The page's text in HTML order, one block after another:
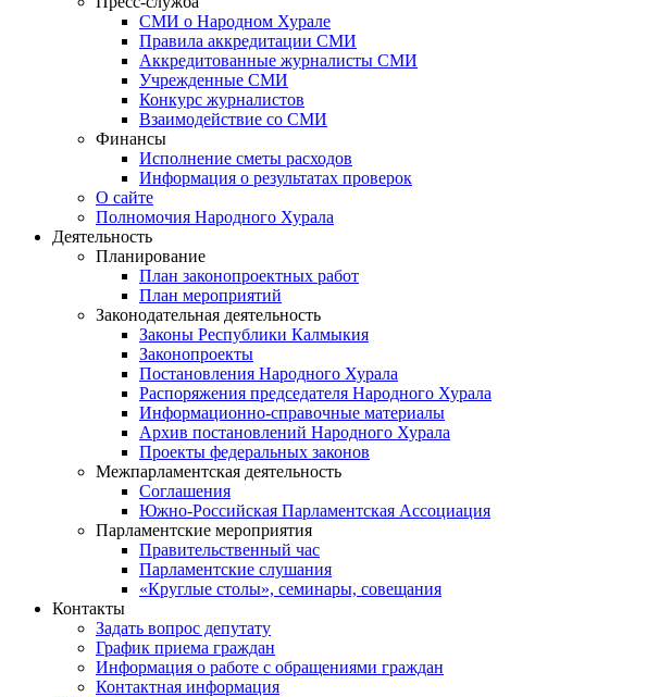
СМИ о Народном Хурале
Правила аккредитации СМИ
Аккредитованные журналисты СМИ
Учрежденные СМИ
Конкурс журналистов
Взаимодействие со СМИ
Финансы
Исполнение сметы расходов
Информация о результатах проверок
О сайте
Полномочия Народного Хурала
Деятельность
Планирование
План законопроектных работ
План мероприятий
Законодательная деятельность
Законы Республики Калмыкия
Законопроекты
Постановления Народного Хурала
Распоряжения председателя Народного Хурала
Информационно-справочные материалы
Архив постановлений Народного Хурала
Проекты федеральных законов
Межпарламентская деятельность
Соглашения
Южно-Российская Парламентская Ассоциация
Парламентские мероприятия
Правительственный час
Парламентские слушания
«Круглые столы», семинары, совещания
Контакты
Задать вопрос депутату
График приема граждан
Информация о работе с обращениями граждан
Контактная информация